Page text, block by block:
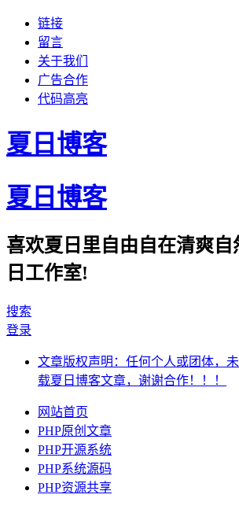
链接
留言
关于我们
广告合作
代码高亮
夏日博客
夏日博客
喜欢夏日里自由自在清爽自
日工作室!
搜索
登录
文章版权声明：任何个人或团体，
载夏日博客文章，谢谢合作！！！
网站首页
PHP原创文章
PHP开源系统
PHP系统源码
PHP资源共享